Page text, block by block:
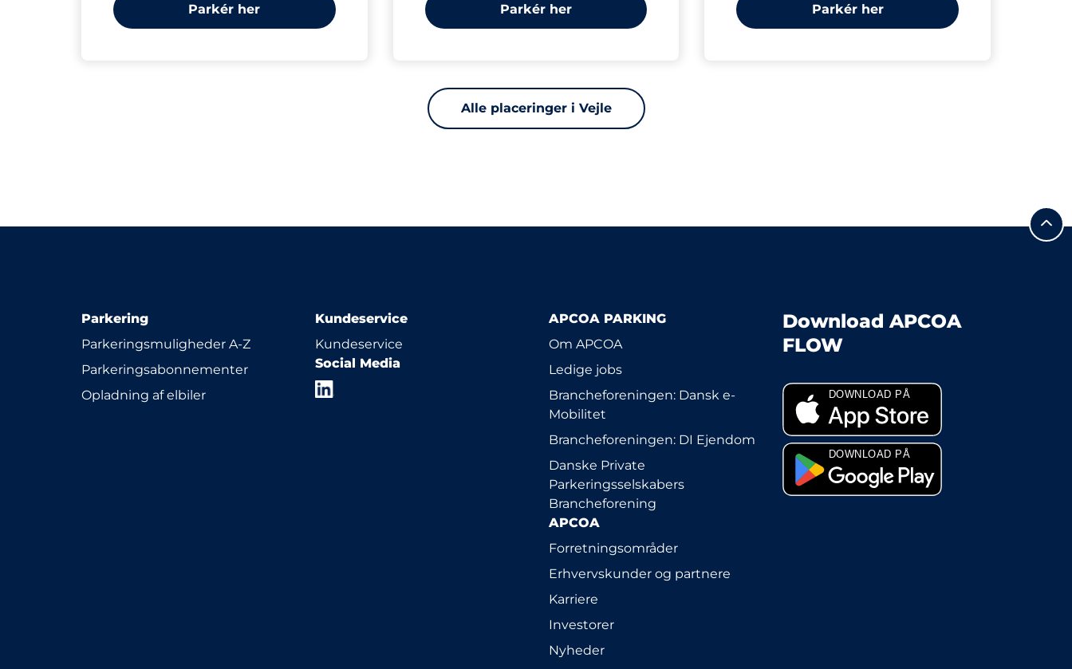
Parkér her Parkér her Parkér her
Alle placeringer i Vejle
Parkering
Parkeringsmuligheder A-Z
Parkeringsabonnementer
Opladning af elbiler
Kundeservice
Kundeservice
Social Media
APCOA PARKING
Om APCOA
Ledige jobs
Brancheforeningen: Dansk e-
Mobilitet
Brancheforeningen: DI Ejendom
Danske Private
Parkeringsselskabers
Brancheforening
APCOA
Forretningsområder
Erhvervskunder og partnere
Karriere
Investorer
Nyheder
Download APCOA
FLOW